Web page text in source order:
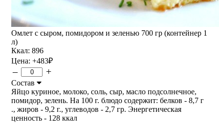
Омлет с сыром, помидором и зеленью 700 гр (контейнер 1
л)
Ккал: 896
Цена: +483₽
– +
Состав
Яйцо куриное, молоко, соль, сыр, масло подсолнечное,
помидор, зелень. На 100 г. блюдо содержит: белков - 8,7 г
., жиров - 9,2 г., углеводов - 2,7 гр. Энергетическая
ценность - 128 ккал